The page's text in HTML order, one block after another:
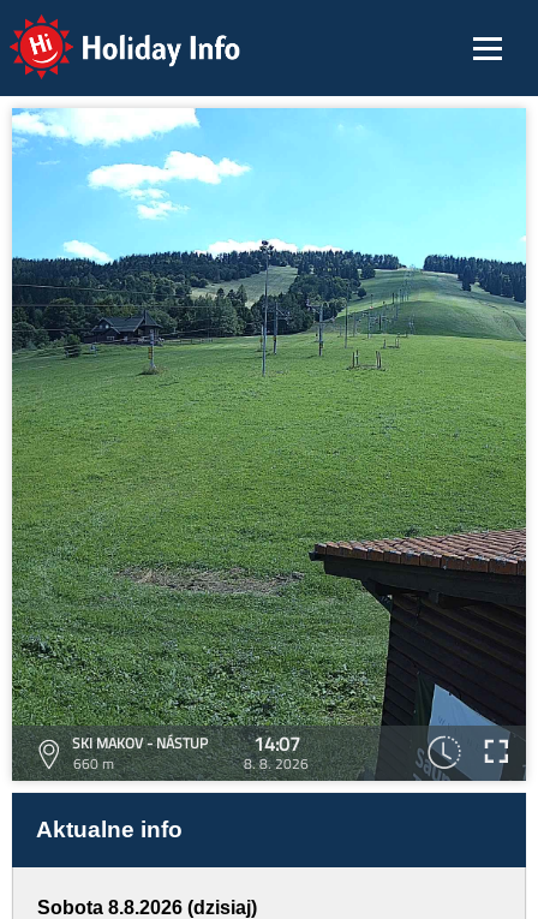
Holiday Info
SKI MAKOV - NÁSTUP
660 m
14:07
8. 8. 2026
Aktualne info
Sobota 8.8.2026 (dzisiaj)